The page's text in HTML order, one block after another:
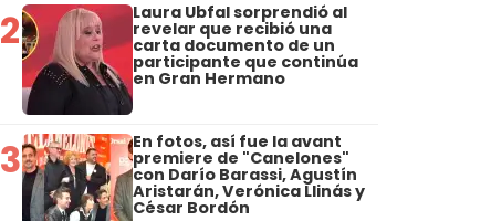
2 Laura Ubfal sorprendió al
revelar que recibió una
carta documento de un
participante que continúa
en Gran Hermano
3 En fotos, así fue la avant
premiere de "Canelones"
con Darío Barassi, Agustín
Aristarán, Verónica Llinás y
César Bordón